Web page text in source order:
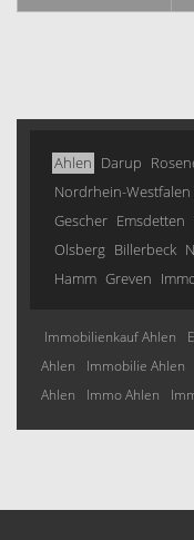
Ahlen Darup
Nordrhein-Westfalen
Gescher Emsdetten
Olsberg Billerbeck
Hamm Greven
Immobilienkauf Ahlen
Ahlen
Immobilie Ahlen
Ahlen
Immo Ahlen